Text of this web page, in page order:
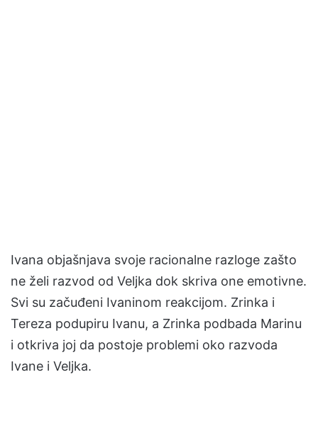
Ivana objašnjava svoje racionalne razloge zašto
ne želi razvod od Veljka dok skriva one emotivne.
Svi su začuđeni Ivaninom reakcijom. Zrinka i
Tereza podupiru Ivanu, a Zrinka podbada Marinu
i otkriva joj da postoje problemi oko razvoda
Ivane i Veljka.